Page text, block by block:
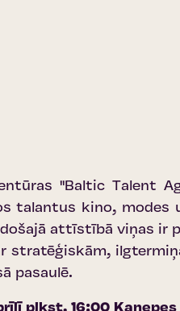
''Baltic Talent
talantus kino,
attīstībā viņas ir
stratēģiskām,
pasaulē.